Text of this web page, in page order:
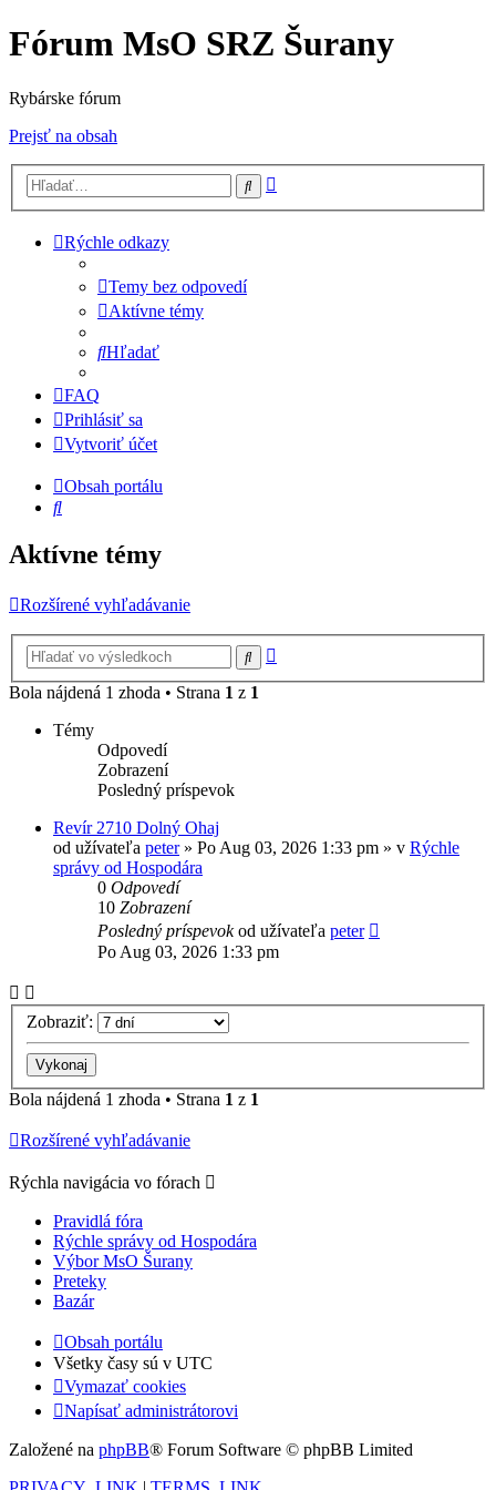
Fórum MsO SRZ Šurany
Rybárske fórum
Prejsť na obsah
Hľadať
Rýchle odkazy
Temy bez odpovedí
Aktívne témy
Hľadať
FAQ
Prihlásiť sa
Vytvoriť účet
Obsah portálu
Hľadať
Aktívne témy
Rozšírené vyhľadávanie
Hľadať
Bola nájdená 1 zhoda • Strana 1 z 1
Témy
Odpovedí
Zobrazení
Posledný príspevok
Revír 2710 Dolný Ohaj
od užívateľa peter» Po Aug 03, 2026 1:33 pm » v Rýchle
správy od Hospodára
0 Odpovedí
10 Zobrazení
Posledný príspevokod užívateľa peter
Po Aug 03, 2026 1:33 pm
Zobraziť:
Bola nájdená 1 zhoda • Strana 1 z 1
Rozšírené vyhľadávanie
Rýchla navigácia vo fórach
Pravidlá fóra
Rýchle správy od Hospodára
Výbor MsO Šurany
Preteky
Bazár
Obsah portálu
Všetky časy sú v UTC
Vymazať cookies
Napísať administrátorovi
Založené na phpBB® Forum Software © phpBB Limited